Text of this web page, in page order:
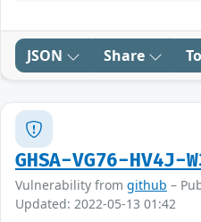
JSON Share
GHSA-VG76-HV4J-
Vulnerability from github –
Updated: 2022-05-13 01:42